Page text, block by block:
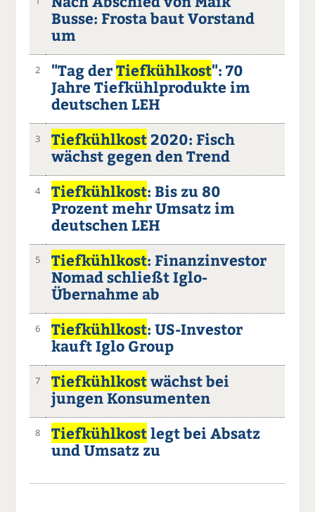
Busse: Frosta baut Vorstand
um
2 "Tag derTiefkühlkost": 70
Jahre Tiefkühlprodukte im
deutschen LEH
3 Tiefkühlkost2020: Fisch
wächst gegen den Trend
4 Tiefkühlkost: Bis zu 80
Prozent mehr Umsatz im
deutschen LEH
5 Tiefkühlkost: Finanzinvestor
Nomad schließt Iglo-
Übernahme ab
6 Tiefkühlkost: US-Investor
kauft Iglo Group
7 Tiefkühlkostwächst bei
jungen Konsumenten
8 Tiefkühlkostlegt bei Absatz
und Umsatz zu